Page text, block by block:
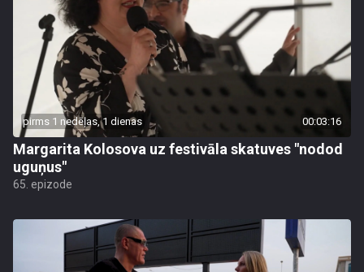
pirms 1 nedēļas, 1 dienas 00:03:16
Margarita Kolosova uz festivāla skatuves "nodod
uguņus"
65. epizode